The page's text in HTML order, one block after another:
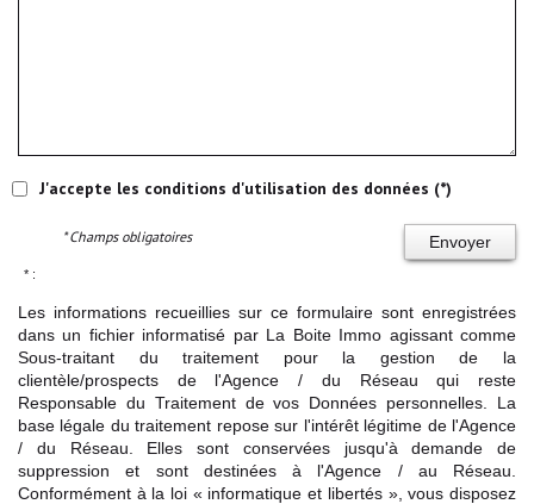
J'accepte les conditions d'utilisation des données (*)
Envoyer
* Champs obligatoires
* :
Les informations recueillies sur ce formulaire sont enregistrées
dans un fichier informatisé par La Boite Immo agissant comme
Sous-traitant du traitement pour la gestion de la
clientèle/prospects de l'Agence / du Réseau qui reste
Responsable du Traitement de vos Données personnelles. La
base légale du traitement repose sur l'intérêt légitime de l'Agence
/ du Réseau. Elles sont conservées jusqu'à demande de
suppression et sont destinées à l'Agence / au Réseau.
Conformément à la loi « informatique et libertés », vous disposez